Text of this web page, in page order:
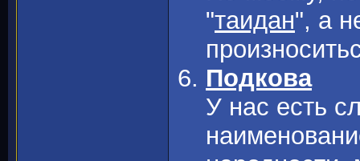
"таидан", а
Подкова
У нас есть